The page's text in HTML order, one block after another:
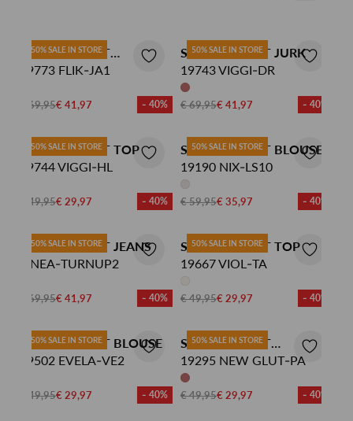
50% SALE IN STORE
SISTERS POINT
DENIMJACK
19773 FLIK-JA1
€ 69,95€ 41,97 - 40%
50% SALE IN STORE
SISTERS POINT JURK
19743 VIGGI-DR
€ 69,95€ 41,97 - 40%
50% SALE IN STORE
SISTERS POINT TOP
19744 VIGGI-HL
€ 49,95€ 29,97 - 40%
50% SALE IN STORE
SISTERS POINT BLOUSE
19190 NIX-LS10
€ 59,95€ 35,97 - 40%
50% SALE IN STORE
SISTERS POINT JEANS
ONEA-TURNUP2
€ 69,95€ 41,97 - 40%
50% SALE IN STORE
SISTERS POINT TOP
19667 VIOL-TA
€ 49,95€ 29,97 - 40%
50% SALE IN STORE
SISTERS POINT BLOUSE
19502 EVELA-VE2
€ 49,95€ 29,97 - 40%
50% SALE IN STORE
SISTERS POINT
PANTALON
19295 NEW GLUT-PA
€ 49,95€ 29,97 - 40%